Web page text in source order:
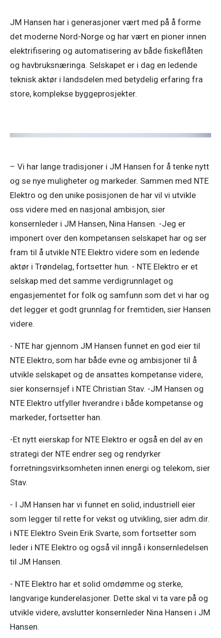
JM Hansen har i generasjoner vært med på å forme
det moderne Nord-Norge og har vært en pioner innen
elektrifisering og automatisering av både fiskeflåten
og havbruksnæringa. Selskapet er i dag en ledende
teknisk aktør i landsdelen med betydelig erfaring fra
store, komplekse byggeprosjekter.
– Vi har lange tradisjoner i JM Hansen for å tenke nytt
og se nye muligheter og markeder. Sammen med NTE
Elektro og den unike posisjonen de har vil vi utvikle
oss videre med en nasjonal ambisjon, sier
konsernleder i JM Hansen, Nina Hansen. -Jeg er
imponert over den kompetansen selskapet har og ser
fram til å utvikle NTE Elektro videre som en ledende
aktør i Trøndelag, fortsetter hun. - NTE Elektro er et
selskap med det samme verdigrunnlaget og
engasjementet for folk og samfunn som det vi har og
det legger et godt grunnlag for fremtiden, sier Hansen
videre.
- NTE har gjennom JM Hansen funnet en god eier til
NTE Elektro, som har både evne og ambisjoner til å
utvikle selskapet og de ansattes kompetanse videre,
sier konsernsjef i NTE Christian Stav. -JM Hansen og
NTE Elektro utfyller hverandre i både kompetanse og
markeder, fortsetter han.
-Et nytt eierskap for NTE Elektro er også en del av en
strategi der NTE endrer seg og rendyrker
forretningsvirksomheten innen energi og telekom, sier
Stav.
- I JM Hansen har vi funnet en solid, industriell eier
som legger til rette for vekst og utvikling, sier adm.dir.
i NTE Elektro Svein Erik Svarte, som fortsetter som
leder i NTE Elektro og også vil inngå i konsernledelsen
til JM Hansen.
- NTE Elektro har et solid omdømme og sterke,
langvarige kunderelasjoner. Dette skal vi ta vare på og
utvikle videre, avslutter konsernleder Nina Hansen i JM
Hansen.